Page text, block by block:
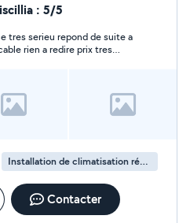
la climatisation
la serrurerie
de serrures, blindage) et
ponctuel
précis et transparents.
travail soigné, durable et
à me
domaines
de
Blindage ️ Petits travaux du
: 5/5
tres serieu repond de suite a
rien a redire prix tres
Installation de climatisation réversible
Contacter